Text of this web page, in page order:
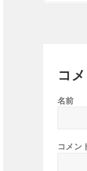
コ
名前
コメン